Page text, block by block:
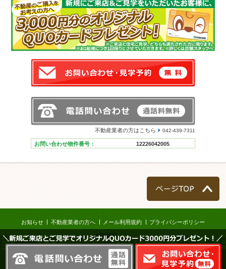
不動産業者の方はこちら 042-439-7311
お問い合わせ物件番号： 12226042005
＼新規ご来店とご見学でオリジナルQUOカード3000円分プレゼント！／
お知らせ 不動産業者の方へ メール利用規約 プライバシーポリシー